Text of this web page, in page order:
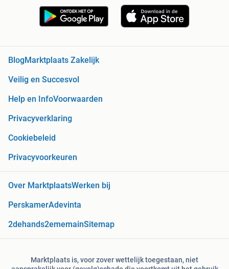
Blog Marktplaats Zakelijk
Veilig en Succesvol
Help en InfoVoorwaarden
Privacyverklaring
Cookiebeleid
Privacyvoorkeuren
Over MarktplaatsWerken bij
PerskamerAdevinta
2dehands2ememainSitemap
Marktplaats is, voor zover wettelijk toegestaan, niet